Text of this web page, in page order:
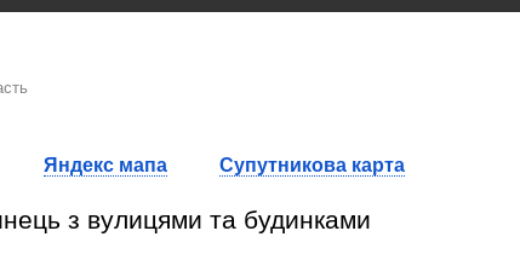
Яндекс мапа Супутникова карта
з вулицями та будинками